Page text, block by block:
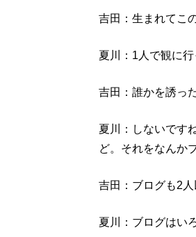
吉田：生まれてこ
夏川：1人で観に
吉田：誰かを誘っ
夏川：しないです
ど。それをなんか
吉田：ブログも2人
夏川：ブログはい